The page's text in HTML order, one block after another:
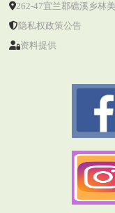
262-47宜兰郡礁溪乡林
隐私权政策公告
资料提供